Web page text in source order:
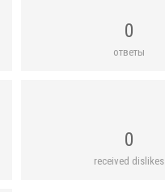
0
ответы
0
received dislikes